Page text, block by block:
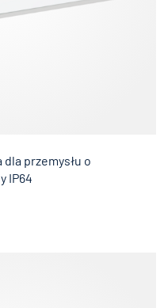
przemysłu o
IP64